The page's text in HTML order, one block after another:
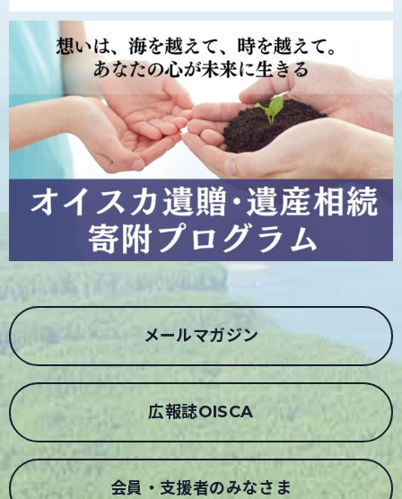
メールマガジン
広報誌OISCA
会員・支援者のみなさま